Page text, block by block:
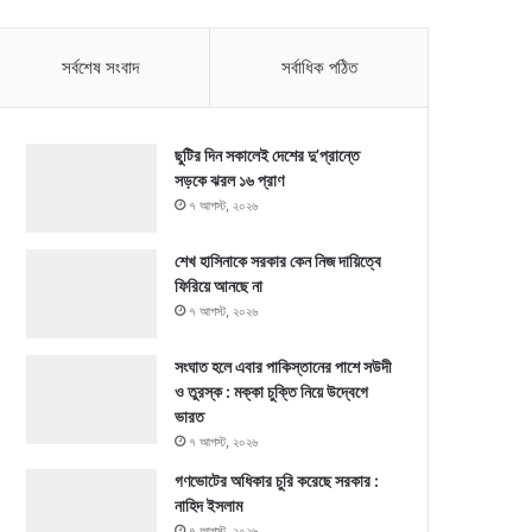
সর্বশেষ সংবাদ সর্বাধিক পঠিত
ছুটির দিন সকালেই দেশের দু’প্রান্তে
সড়কে ঝরল ১৬ প্রাণ
৭ আগস্ট, ২০২৬
শেখ হাসিনাকে সরকার কেন নিজ দায়িত্বে
ফিরিয়ে আনছে না
৭ আগস্ট, ২০২৬
সংঘাত হলে এবার পাকিস্তানের পাশে সউদী
ও তুরস্ক : মক্কা চুক্তি নিয়ে উদ্বেগে
ভারত
৭ আগস্ট, ২০২৬
গণভোটের অধিকার চুরি করেছে সরকার :
নাহিদ ইসলাম